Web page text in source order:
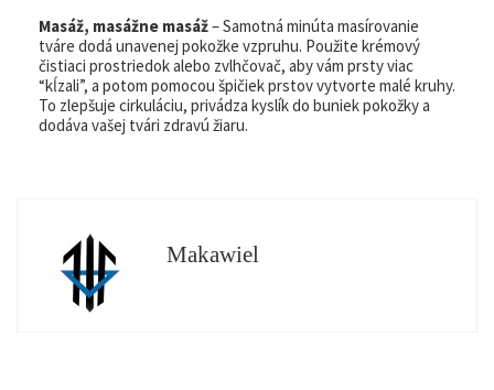
Masáž, masážne masáž– Samotná minúta masírovanie
tváre dodá unavenej pokožke vzpruhu. Použite krémový
čistiaci prostriedok alebo zvlhčovač, aby vám prsty viac
“kĺzali”, a potom pomocou špičiek prstov vytvorte malé kruhy.
To zlepšuje cirkuláciu, privádza kyslík do buniek pokožky a
dodáva vašej tvári zdravú žiaru.
Makawiel